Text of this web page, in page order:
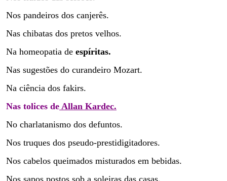
Nos pandeiros dos canjerês.
Nas chibatas dos pretos velhos.
Na homeopatia de espíritas.
Nas sugestões do curandeiro Mozart.
Na ciência dos fakirs.
Nas tolices de Allan Kardec.
No charlatanismo dos defuntos.
Nos truques dos pseudo-prestidigitadores.
Nos cabelos queimados misturados em bebidas.
Nos sapos postos sob a soleiras das casas.